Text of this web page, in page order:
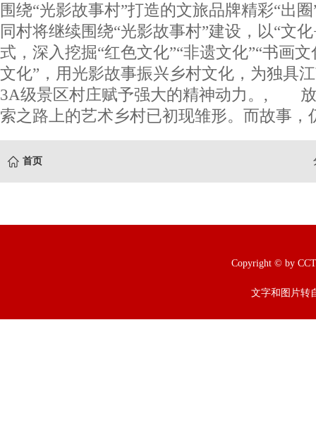
围绕“光影故事村”打造的文旅品牌精彩“
同村将继续围绕“光影故事村”建设，以“文
式，深入挖掘“红色文化”“非遗文化”“书画文
文化”，用光影故事振兴乡村文化，为独具
3A级景区村庄赋予强大的精神动力。, 放
索之路上的艺术乡村已初现雏形。而故事，
首页
Copyright © by
文字和图片转